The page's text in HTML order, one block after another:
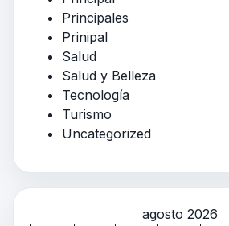
Principales
Prinipal
Salud
Salud y Belleza
Tecnología
Turismo
Uncategorized
agosto 2026